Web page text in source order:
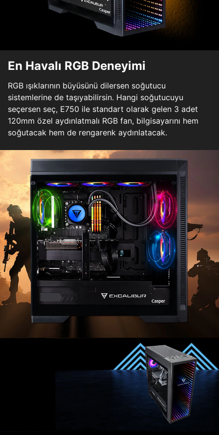
En Havalı RGB Deneyimi
RGB ışıklarının büyüsünü dilersen soğutucu
sistemlerine de taşıyabilirsin. Hangi soğutucuyu
seçersen seç, E750 ile standart olarak gelen 3 adet
120mm özel aydınlatmalı RGB fan, bilgisayarını hem
soğutacak hem de rengarenk aydınlatacak.